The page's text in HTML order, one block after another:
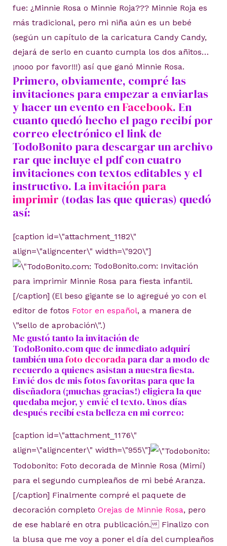
fue: ¿Minnie Rosa o Minnie Roja??? Minnie Roja es
más tradicional, pero mi niña aún es un bebé
(según un capítulo de la caricatura Candy Candy,
dejará de serlo en cuanto cumpla los dos añitos…
¡nooo por favor!!!) así que ganó Minnie Rosa.
Primero, obviamente, compré las
invitaciones para empezar a enviarlas
y hacer un evento en Facebook. En
cuanto quedó hecho el pago recibí por
correo electrónico el link de
TodoBonito para descargar un archivo
rar que incluye el pdf con cuatro
invitaciones con textos editables y el
instructivo. Lainvitación para
imprimir (todas las que quieras) quedó
así:
[caption id=\"attachment_1182\"
align=\"aligncenter\" width=\"920\"]
TodoBonito.com: Invitación
para imprimir Minnie Rosa para fiesta infantil.
[/caption] (El beso gigante se lo agregué yo con el
editor de fotos Fotor en español, a manera de
\”sello de aprobación\”.)
Me gustó tanto la invitación de
TodoBonito.com que de inmediato adquirí
también unafoto decoradapara dar a modo de
recuerdo a quienes asistan a nuestra fiesta.
Envié dos de mis fotos favoritas para que la
diseñadora (¡muchas gracias!) eligiera la que
quedaba mejor, y envié el texto. Unos días
después recibí esta belleza en mi correo:
[caption id=\"attachment_1176\"
align=\"aligncenter\" width=\"955\"]
Todobonito: Foto decorada de Minnie Rosa (Mimí)
para el segundo cumpleaños de mi bebé Aranza.
[/caption] Finalmente compré el paquete de
decoración completo Orejas de Minnie Rosa, pero
de ese hablaré en otra publicación. Finalizo con
la blusa que me voy a poner el día del cumpleaños